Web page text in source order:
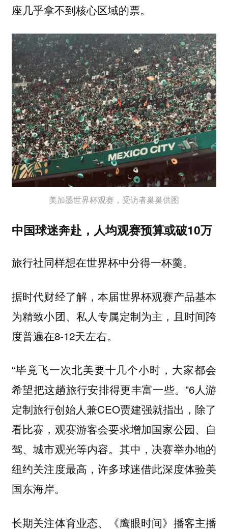
座几乎拿不到核心区域的票。
美加墨世界杯观赛，受访者巢巢供图
中国球迷奔赴，人均观赛预算或破10万
旅行社同样想在世界杯中分得一杯羹。
据时代财经了解，本届世界杯观赛产品基本
为精致小团、私人专属定制为主，且时间跨
度普遍在8-12天左右。
“毕竟飞一次北美要十几个小时，大家都会
希望把这趟旅行安排得更丰富一些。”6人游
定制旅行创始人兼CEO贾建强就指出，除了
看比赛，观赛游客会要求增加国家公园、自
驾、城市观光等内容。其中，决赛举办地的
纽约关注度最高，许多球迷借此深度体验美
国东海岸。
长期关注体育业态、《鹰眼时间》播客主播